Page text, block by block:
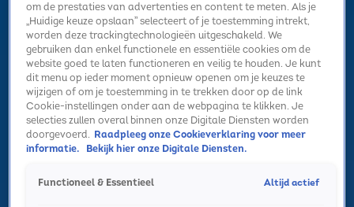
Zoeken
HomeRadio luisterenActies Alle zendersSummer Top 101
om de prestaties van advertenties en content te meten. Als je
„Huidige keuze opslaan” selecteert of je toestemming intrekt,
worden deze trackingtechnologieën uitgeschakeld. We
gebruiken dan enkel functionele en essentiële cookies om de
website goed te laten functioneren en veilig te houden. Je kunt
dit menu op ieder moment opnieuw openen om je keuzes te
wijzigen of om je toestemming in te trekken door op de link
Cookie-instellingen onder aan de webpagina te klikken. Je
selecties zullen overal binnen onze Digitale Diensten worden
doorgevoerd. Raadpleeg onze Cookieverklaring voor meer
informatie.
Bekijk hier onze Digitale Diensten.
Functioneel & Essentieel Altijd actief